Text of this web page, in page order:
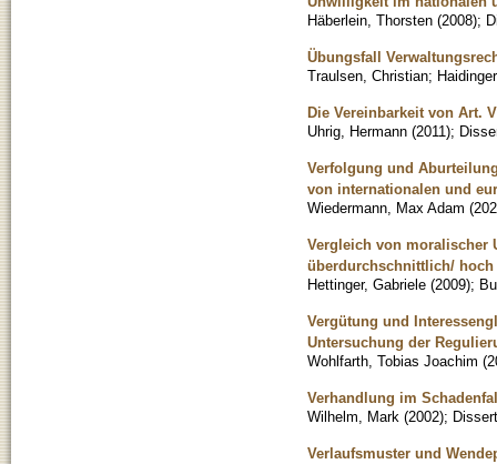
Häberlein, Thorsten (2008);
Übungsfall
Traulsen, Christian;
Die Vereinbarkeit von Art.
Uhrig, Hermann (2011);
Verfolgung und
von internationalen und
Wiedermann, Max Adam (
Vergleich von moralischer
überdurchschnittlich/
Hettinger, Gabriele (2009);
Vergütung und
Untersuchung der
Wohlfarth, Tobias Joachim (
Verhandlung im
Wilhelm, Mark (2002);
Verlaufsmuster und